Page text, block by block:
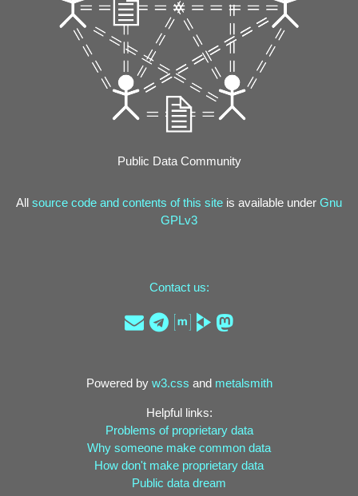
Public Data Community
All source code and contents of this site is available under Gnu
GPLv3
Contact us:
Powered by w3.css and metalsmith
Helpful links:
Problems of proprietary data
Why someone make common data
How don't make proprietary data
Public data dream